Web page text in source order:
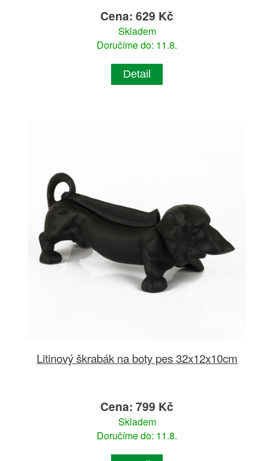
Cena: 629 Kč
Skladem
Doručíme do: 11.8.
Detail
Litinový škrabák na boty pes 32x12x10cm
Cena: 799 Kč
Skladem
Doručíme do: 11.8.